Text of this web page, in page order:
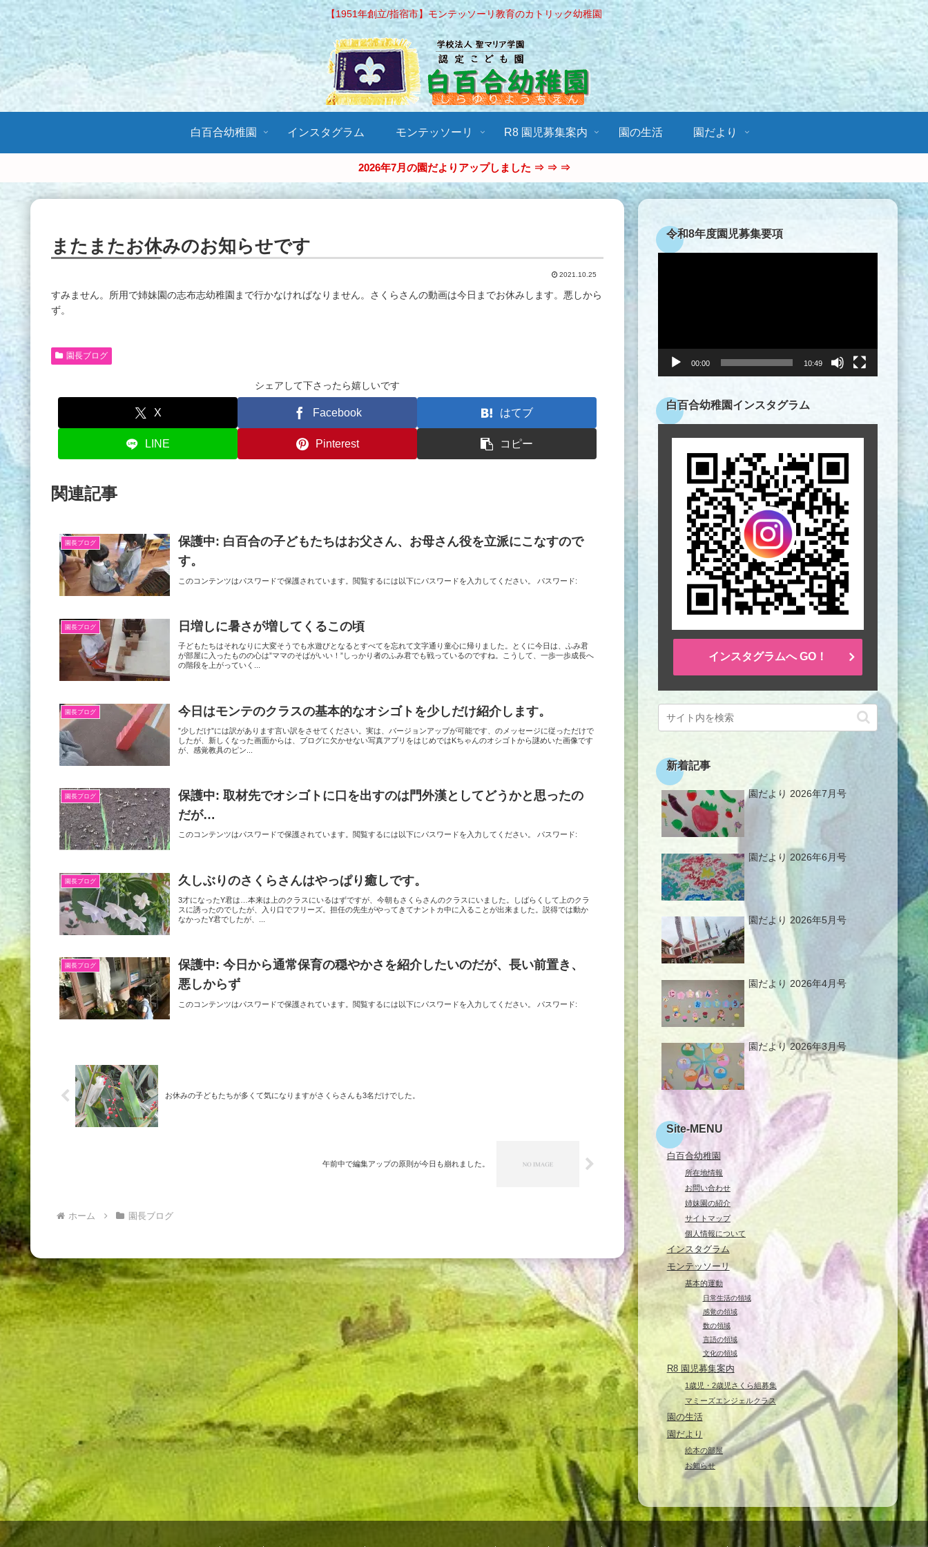
【1951年創立/指宿市】モンテッソーリ教育のカトリック幼稚園
白百合幼稚園 インスタグラム モンテッソーリ R8 園児募集案内 園の生活 園だより
2026年7月の園だよりアップしました ⇒ ⇒ ⇒
またまたお休みのお知らせです
2021.10.25
すみません。所用で姉妹園の志布志幼稚園まで行かなければなりません。さくらさんの動画は今日までお休みします。悪しから
ず。
園長ブログ
シェアして下さったら嬉しいです
X Facebook はてブ
LINE Pinterest コピー
関連記事
園長ブログ
保護中: 白百合の子どもたちはお父さん、お母さん役を立派にこなすので
す。
このコンテンツはパスワードで保護されています。閲覧するには以下にパスワードを入力してください。 パスワード:
園長ブログ 日増しに暑さが増してくるこの頃
子どもたちはそれなりに大変そうでも水遊びとなるとすべてを忘れて文字通り童心に帰りました。とくに今日は、ふみ君
が部屋に入ったものの心は”ママのそばがいい！”しっかり者のふみ君でも戦っているのですね。こうして、一歩一歩成長へ
の階段を上がっていく...
園長ブログ 今日はモンテのクラスの基本的なオシゴトを少しだけ紹介します。
”少しだけ”には訳があります言い訳をさせてください。実は、バージョンアップが可能です、のメッセージに従っただけで
したが、新しくなった画面からは、ブログに欠かせない写真アプリをはじめではKちゃんのオシゴトから謎めいた画像です
が、感覚教具のピン...
園長ブログ
保護中: 取材先でオシゴトに口を出すのは門外漢としてどうかと思ったの
だが…
このコンテンツはパスワードで保護されています。閲覧するには以下にパスワードを入力してください。 パスワード:
園長ブログ 久しぶりのさくらさんはやっぱり癒しです。
3才になったY君は…本来は上のクラスにいるはずですが、今朝もさくらさんのクラスにいました。しばらくして上のクラ
スに誘ったのでしたが、入り口でフリーズ。担任の先生がやってきてナントカ中に入ることが出来ました。説得では動か
なかったY君でしたが、...
園長ブログ
保護中: 今日から通常保育の穏やかさを紹介したいのだが、長い前置き、
悪しからず
このコンテンツはパスワードで保護されています。閲覧するには以下にパスワードを入力してください。 パスワード:
お休みの子どもたちが多くて気になりますがさくらさんも3名だけでした。
午前中で編集アップの原則が今日も崩れました。
ホーム 園長ブログ
令和8年度園児募集要項
00:00 10:49
白百合幼稚園インスタグラム
インスタグラムへ GO！
新着記事
園だより 2026年7月号
園だより 2026年6月号
園だより 2026年5月号
園だより 2026年4月号
園だより 2026年3月号
Site-MENU
白百合幼稚園
所在地情報
お問い合わせ
姉妹園の紹介
サイトマップ
個人情報について
インスタグラム
モンテッソーリ
基本的運動
日常生活の領域
感覚の領域
数の領域
言語の領域
文化の領域
R8 園児募集案内
1歳児・2歳児さくら組募集
マミーズエンジェルクラス
園の生活
園だより
絵本の部屋
お知らせ